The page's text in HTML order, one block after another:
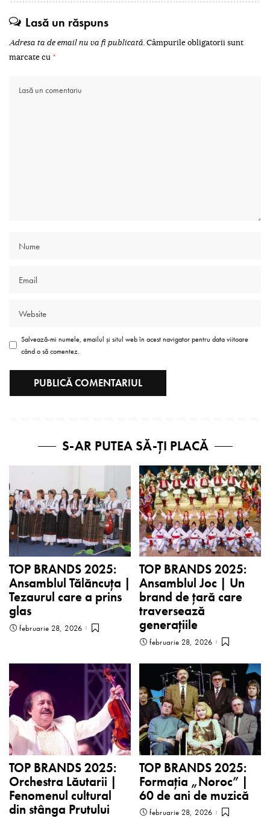
Lasă un răspuns
Adresa ta de email nu va fi publicată.Câmpurile obligatorii sunt
marcate cu *
Salvează-mi numele, emailul și situl web în acest navigator pentru data viitoare
când o să comentez.
S-AR PUTEA SĂ-ȚI PLACĂ
TOP BRANDS 2025:
Ansamblul Tălăncuța |
Tezaurul care a prins
glas
februarie 28, 2026
TOP BRANDS 2025:
Ansamblul Joc | Un
brand de țară care
traversează
generațiile
februarie 28, 2026
TOP BRANDS 2025:
Orchestra Lăutarii |
Fenomenul cultural
din stânga Prutului
TOP BRANDS 2025:
Formația „Noroc” |
60 de ani de muzică
februarie 28, 2026